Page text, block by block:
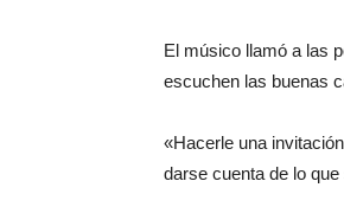
El músico llamó a las
escuchen las buenas
«Hacerle una
darse cuenta de lo